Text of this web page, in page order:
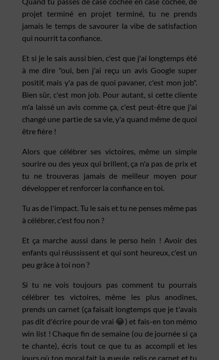
projet terminé en projet terminé, tu ne prends
jamais le temps de savourer la vibe de satisfaction
qui nourrit ta confiance.
Et si je le sais aussi bien, c'est que j'ai longtemps été
à me dire "oui, ben j'ai reçu un avis Google super
positif, mais y'a pas de quoi pavaner, c'est mon job".
Bien sûr, c'est mon job. Pour autant, si cette cliente
m'a laissé un avis comme ça, c'est peut-être que j'ai
changé une partie de sa vie, y'a quand même de quoi
être fière !
Alors que célébrer ses victoires, même un simple
sourire ou des yeux qui brillent, ça n'a pas de prix et
tu ne trouveras jamais de meilleur moyen pour
développer et renforcer la confiance en toi.
Tu as de l'impact. Tu le sais et tu ne penses même pas
à célébrer, c'est fou non ?
Et ça marche aussi dans le perso hein ! Avoir des
enfants qui réussissent et qui sont heureux, c'est un
peu grâce à toi non ?
Si tu ne vois toujours pas comment tu pourrais
célébrer tes victoires, même les plus anodines,
prends un carnet (ça faisait longtemps que je t'avais
pas dit d'écrire pour de vrai 😂) et fais-en ton mémo
win list ! Chaque fin de semaine (ou de journée si ça
te chante), écris tout ce que tu as accompli et les
jours où ton moral fait la gueule, relis ce carnet et tu